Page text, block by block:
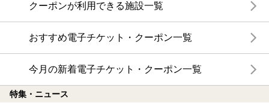
クーポンが利用できる施設一覧
おすすめ電子チケット・クーポン一覧
今月の新着電子チケット・クーポン一覧
特集・ニュース